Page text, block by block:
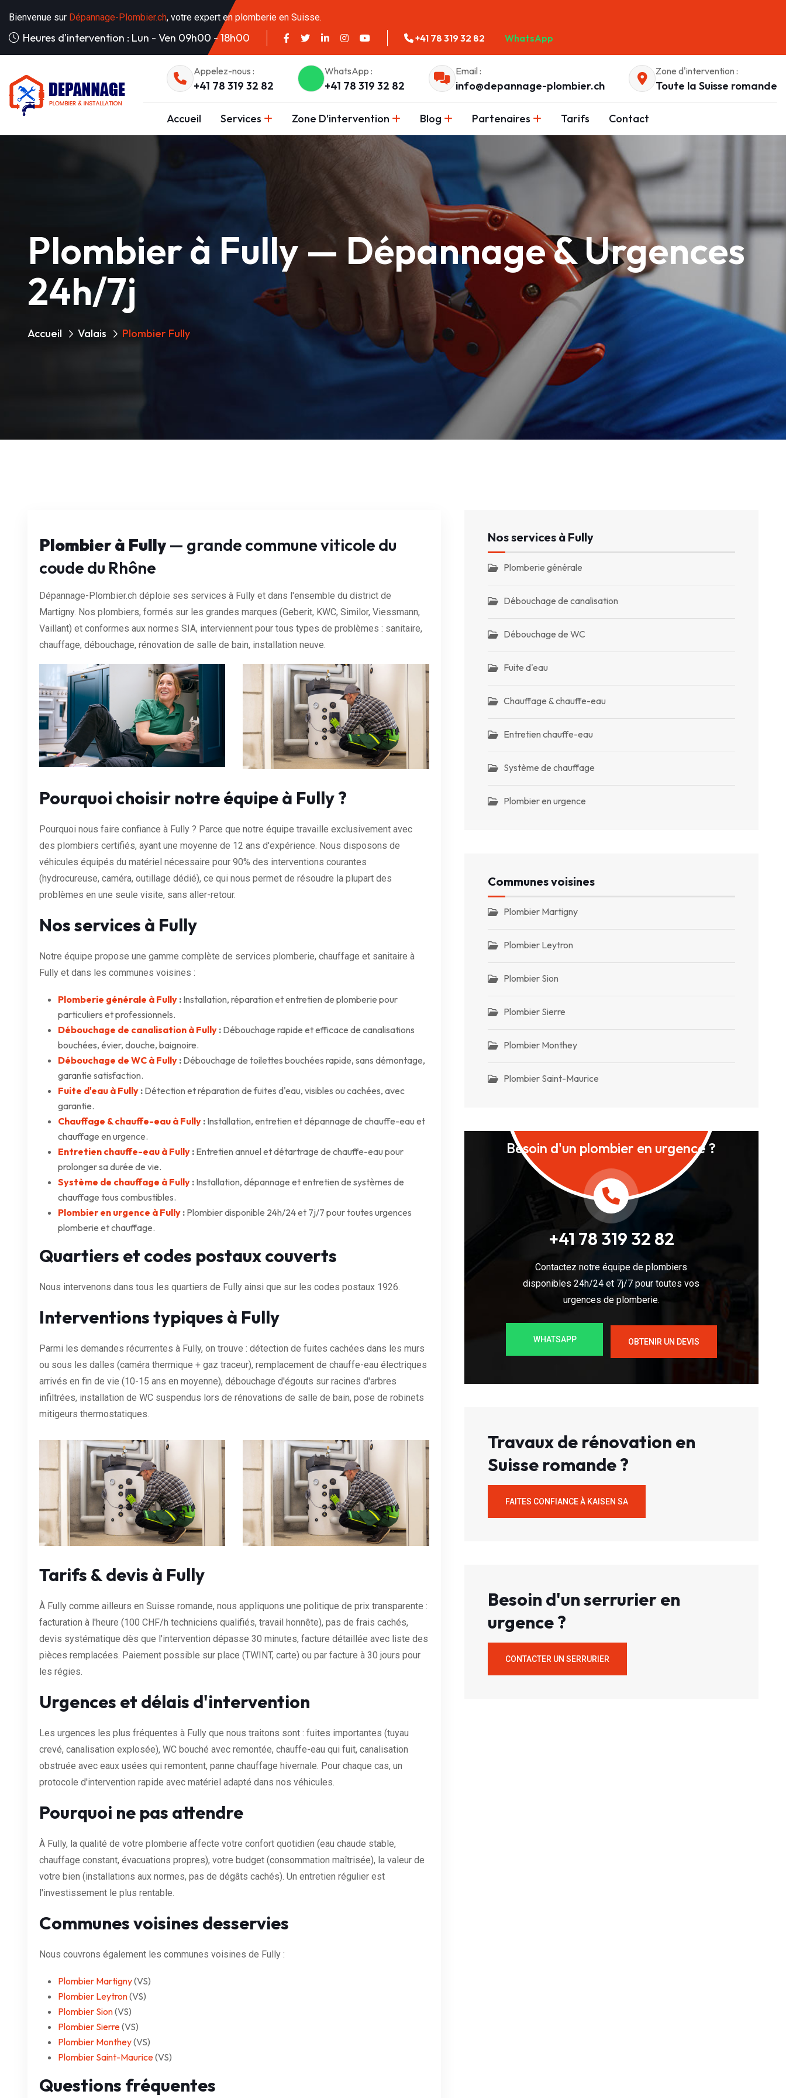
Bienvenue sur Dépannage-Plombier.ch, votre expert en plomberie en Suisse.
Heures d'intervention : Lun - Ven 09h00 - 18h00 +41 78 319 32 82 WhatsApp
Appelez-nous :
+41 78 319 32 82
WhatsApp :
+41 78 319 32 82
Email :
info@depannage-plombier.ch
Zone d'intervention :
Toute la Suisse romande
Accueil Services Zone D'intervention Blog Partenaires Tarifs Contact
Plombier à Fully — Dépannage & Urgences
24h/7j
Accueil Valais Plombier Fully
Plombier à Fully— grande commune viticole du
coude du Rhône
Dépannage-Plombier.ch déploie ses services à Fully et dans l'ensemble du district de
Martigny. Nos plombiers, formés sur les grandes marques (Geberit, KWC, Similor, Viessmann,
Vaillant) et conformes aux normes SIA, interviennent pour tous types de problèmes : sanitaire,
chauffage, débouchage, rénovation de salle de bain, installation neuve.
Pourquoi choisir notre équipe à Fully ?
Pourquoi nous faire confiance à Fully ? Parce que notre équipe travaille exclusivement avec
des plombiers certifiés, ayant une moyenne de 12 ans d'expérience. Nous disposons de
véhicules équipés du matériel nécessaire pour 90% des interventions courantes
(hydrocureuse, caméra, outillage dédié), ce qui nous permet de résoudre la plupart des
problèmes en une seule visite, sans aller-retour.
Nos services à Fully
Notre équipe propose une gamme complète de services plomberie, chauffage et sanitaire à
Fully et dans les communes voisines :
Plomberie générale à Fully : Installation, réparation et entretien de plomberie pour
particuliers et professionnels.
Débouchage de canalisation à Fully : Débouchage rapide et efficace de canalisations
bouchées, évier, douche, baignoire.
Débouchage de WC à Fully : Débouchage de toilettes bouchées rapide, sans démontage,
garantie satisfaction.
Fuite d'eau à Fully : Détection et réparation de fuites d'eau, visibles ou cachées, avec
garantie.
Chauffage & chauffe-eau à Fully : Installation, entretien et dépannage de chauffe-eau et
chauffage en urgence.
Entretien chauffe-eau à Fully : Entretien annuel et détartrage de chauffe-eau pour
prolonger sa durée de vie.
Système de chauffage à Fully : Installation, dépannage et entretien de systèmes de
chauffage tous combustibles.
Plombier en urgence à Fully : Plombier disponible 24h/24 et 7j/7 pour toutes urgences
plomberie et chauffage.
Quartiers et codes postaux couverts
Nous intervenons dans tous les quartiers de Fully ainsi que sur les codes postaux 1926.
Interventions typiques à Fully
Parmi les demandes récurrentes à Fully, on trouve : détection de fuites cachées dans les murs
ou sous les dalles (caméra thermique + gaz traceur), remplacement de chauffe-eau électriques
arrivés en fin de vie (10-15 ans en moyenne), débouchage d'égouts sur racines d'arbres
infiltrées, installation de WC suspendus lors de rénovations de salle de bain, pose de robinets
mitigeurs thermostatiques.
Tarifs & devis à Fully
À Fully comme ailleurs en Suisse romande, nous appliquons une politique de prix transparente :
facturation à l'heure (100 CHF/h techniciens qualifiés, travail honnête), pas de frais cachés,
devis systématique dès que l'intervention dépasse 30 minutes, facture détaillée avec liste des
pièces remplacées. Paiement possible sur place (TWINT, carte) ou par facture à 30 jours pour
les régies.
Urgences et délais d'intervention
Les urgences les plus fréquentes à Fully que nous traitons sont : fuites importantes (tuyau
crevé, canalisation explosée), WC bouché avec remontée, chauffe-eau qui fuit, canalisation
obstruée avec eaux usées qui remontent, panne chauffage hivernale. Pour chaque cas, un
protocole d'intervention rapide avec matériel adapté dans nos véhicules.
Pourquoi ne pas attendre
À Fully, la qualité de votre plomberie affecte votre confort quotidien (eau chaude stable,
chauffage constant, évacuations propres), votre budget (consommation maîtrisée), la valeur de
votre bien (installations aux normes, pas de dégâts cachés). Un entretien régulier est
l'investissement le plus rentable.
Communes voisines desservies
Nous couvrons également les communes voisines de Fully :
Plombier Martigny(VS)
Plombier Leytron(VS)
Plombier Sion(VS)
Plombier Sierre(VS)
Plombier Monthey(VS)
Plombier Saint-Maurice(VS)
Questions fréquentes
Nos services à Fully
Plomberie générale
Débouchage de canalisation
Débouchage de WC
Fuite d'eau
Chauffage & chauffe-eau
Entretien chauffe-eau
Système de chauffage
Plombier en urgence
Communes voisines
Plombier Martigny
Plombier Leytron
Plombier Sion
Plombier Sierre
Plombier Monthey
Plombier Saint-Maurice
Besoin d'un plombier en urgence ?
+41 78 319 32 82
Contactez notre équipe de plombiers
disponibles 24h/24 et 7j/7 pour toutes vos
urgences de plomberie.
WHATSAPP OBTENIR UN DEVIS
Travaux de rénovation en
Suisse romande ?
FAITES CONFIANCE À KAISEN SA
Besoin d'un serrurier en
urgence ?
CONTACTER UN SERRURIER